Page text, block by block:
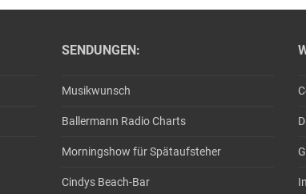
SENDUNGEN:
Musikwunsch
Ballermann Radio Charts
Morningshow für Spätaufsteher
Cindys Beach-Bar